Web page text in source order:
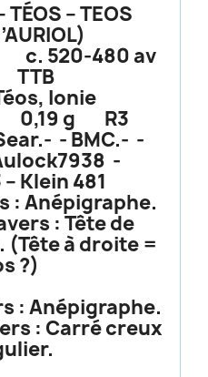
TÉOS – TEOS
c. 520-480 av
Ionie
g R3
- BMC.- -
-
Klein 481
: Anépigraphe.
: Tête de
à droite =
?)
: Anépigraphe.
: Carré creux